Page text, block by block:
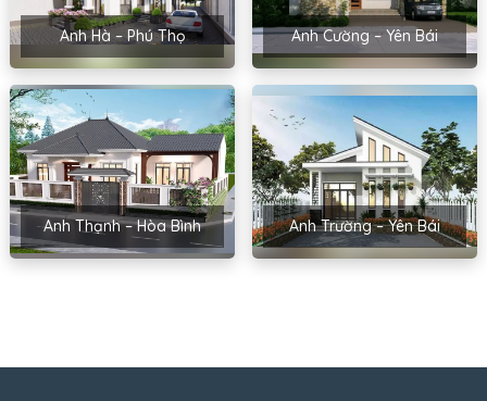
Anh Hà – Phú Thọ Anh Cường – Yên Bái
Anh Thạnh – Hòa Bình Anh Trường – Yên Bái